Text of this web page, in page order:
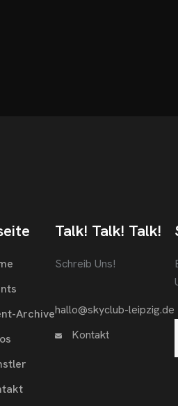
Archive
Talk! Talk! Talk!
Schreib Uns!
hallo@skyclub-leipzig.de
Kontakt